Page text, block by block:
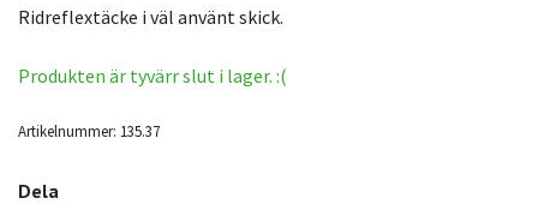
Ridreflextäcke i väl använt skick.
Produkten är tyvärr slut i lager. :(
Artikelnummer: 135.37
Dela